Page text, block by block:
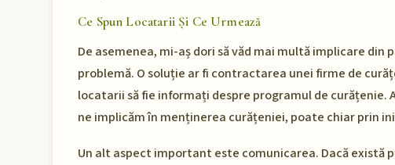
Ce Spun Locatarii Și Ce Urmează
De asemenea, mi-aș dori să văd mai multă implicare
problemă. O soluție ar fi contractarea unei firme de
locatarii să fie informați despre programul de curățenie.
ne implicăm în menținerea curățeniei, poate chiar prin
Un alt aspect important este comunicarea. Dacă există